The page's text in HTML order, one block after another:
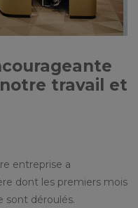
travail et
entreprise a
dont les premiers mois
sont déroulés.